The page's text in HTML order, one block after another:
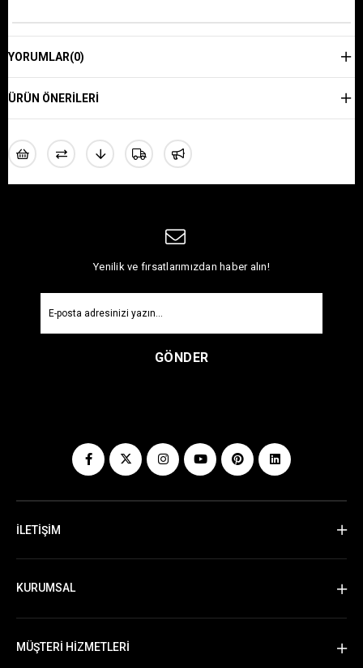
YORUMLAR(0)
ÜRÜN ÖNERILERI
Yenilik ve fırsatlarımızdan haber alın!
GÖNDER
İLETİŞİM
KURUMSAL
MÜŞTERİ HİZMETLERİ